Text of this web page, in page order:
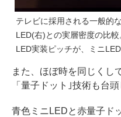
テレビに採用される一般的
LED(右)との実層密度の比
LED実装ピッチが、ミニ
また、ほぼ時を同じくし
「量子ドット｣技術も台頭
青色ミニLEDと赤量子ド